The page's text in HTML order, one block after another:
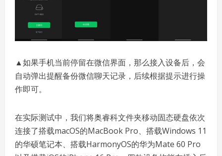
▲如果手机当前停留在微信界面，那么接入设备后，会
自动弹出提醒备份微信聊天记录，后续根据提示进行操
作即可。
在实际测试中，我们将奥睿科文件夹移动固态硬盘依次
连接了搭载macOS的MacBook Pro、搭载Windows 11
的华硕笔记本、搭载HarmonyOS的华为Mate 60 Pro